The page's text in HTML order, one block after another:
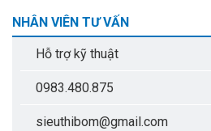
NHÂN VIÊN TƯ VẤN
Hỗ trợ kỹ thuật
0983.480.875
sieuthibom@gmail.com